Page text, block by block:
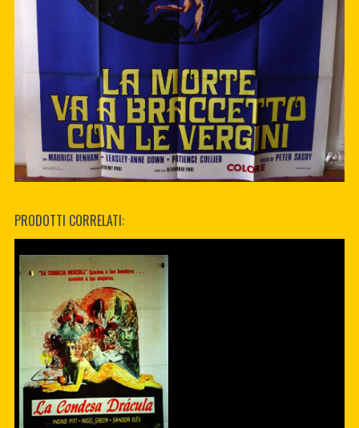
PRODOTTI CORRELATI: